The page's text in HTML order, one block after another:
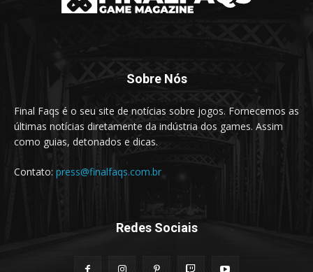
Sobre Nós
Final Faqs é o seu site de notícias sobre jogos. Fornecemos as
últimas notícias diretamente da indústria dos games. Assim
como guias, detonados e dicas.
Contato: press@finalfaqs.com.br
Redes Sociais